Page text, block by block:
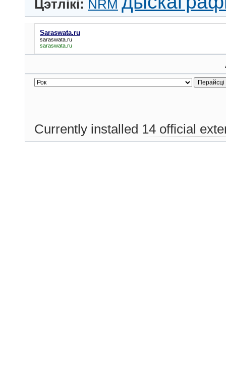
Цэтлікі: NRM
Saraswata.ru
saraswata.ru
saraswata.ru
Currently installed 14 official